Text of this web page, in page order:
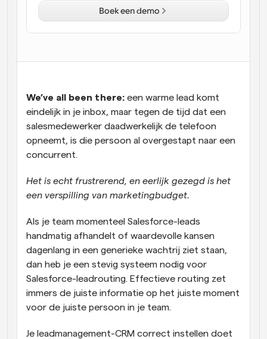
Workflow
Automatiseer planning en herinneringen
Blog
Ontmoet cliënten binnen enkele minuten
Dynamische Groep Links
Boek naadloos vergaderingen met meerdere mensen
Webhooks
Ontvang een melding wanneer er iets gebeurt
We’ve all been there: een warme lead komt
eindelijk in je inbox, maar tegen de tijd dat een
salesmedewerker daadwerkelijk de telefoon
opneemt, is die persoon al overgestapt naar een
concurrent.
Het is echt frustrerend, en eerlijk gezegd is het
een verspilling van marketingbudget.
Als je team momenteel Salesforce-leads
handmatig afhandelt of waardevolle kansen
dagenlang in een generieke wachtrij ziet staan,
dan heb je een stevig systeem nodig voor
Salesforce-leadrouting. Effectieve routing zet
immers de juiste informatie op het juiste moment
voor de juiste persoon in je team.
Je leadmanagement-CRM correct instellen doet
Boek een demo